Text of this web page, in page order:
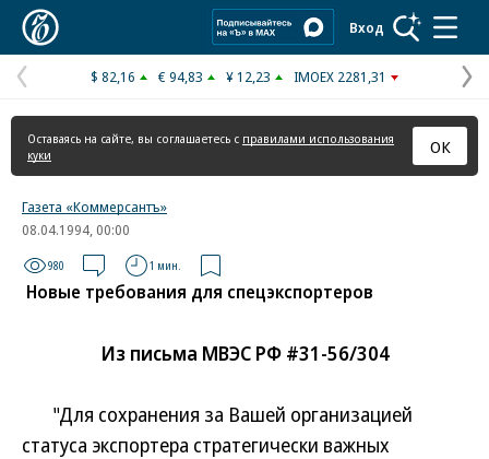
Вход
Предыдущая
страница
$ 82,16 € 94,83 ¥ 12,23 IMOEX 2281,31
Оставаясь на сайте, вы соглашаетесь с правилами использования
куки
ОК
Газета «Коммерсантъ»
08.04.1994, 00:00
980 1 мин.
Новые требования для спецэкспортеров
Из письма МВЭС РФ #31-56/304
"Для сохранения за Вашей организацией
статуса экспортера стратегически важных